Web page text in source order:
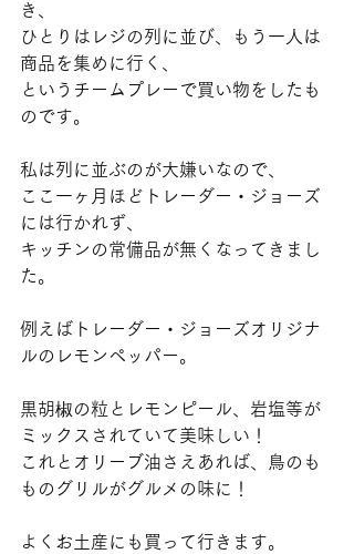
き、
ひとりはレジの列に並び、もう一人は
商品を集めに行く、
というチームプレーで買い物をしたも
のです。
私は列に並ぶのが大嫌いなので、
ここ一ヶ月ほどトレーダー・ジョーズ
には行かれず、
キッチンの常備品が無くなってきまし
た。
例えばトレーダー・ジョーズオリジナ
ルのレモンペッパー。
黒胡椒の粒とレモンピール、岩塩等が
ミックスされていて美味しい！
これとオリーブ油さえあれば、鳥のも
ものグリルがグルメの味に！
よくお土産にも買って行きます。